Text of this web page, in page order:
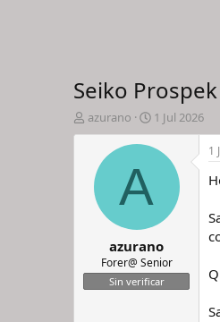
Seiko
I
n
e
l
azurano
F
e
c
i
n
i
c
i
1 Jul 2026
A
azurano
Forer@ Senior
Sin verificar
1